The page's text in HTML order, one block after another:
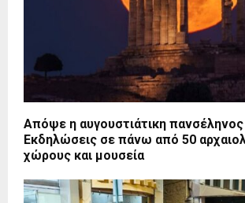
Απόψε η αυγουστιάτικη
Εκδηλώσεις σε πάνω από 50
χώρους και μουσεία